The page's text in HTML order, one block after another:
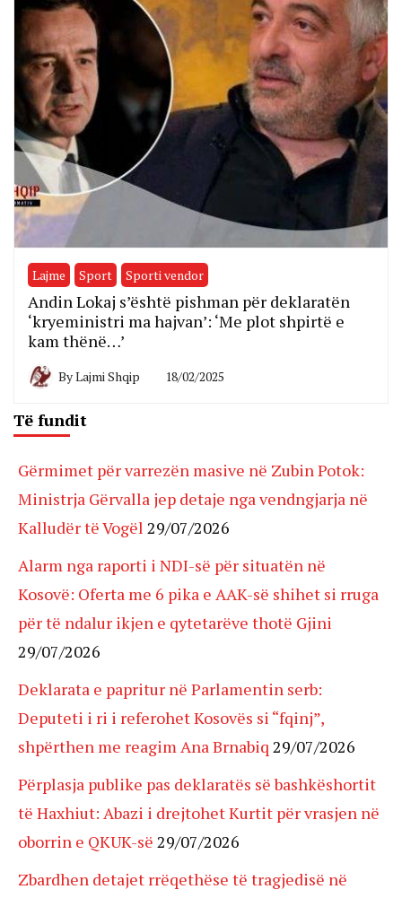
Lajme Sport Sporti vendor
Andin Lokaj s’është pishman për deklaratën
‘kryeministri ma hajvan’: ‘Me plot shpirtë e
kam thënë…’
ByLajmi Shqip 18/02/2025
Të fundit
Gërmimet për varrezën masive në Zubin Potok:
Ministrja Gërvalla jep detaje nga vendngjarja në
Kalludër të Vogël 29/07/2026
Alarm nga raporti i NDI-së për situatën në
Kosovë: Oferta me 6 pika e AAK-së shihet si rruga
për të ndalur ikjen e qytetarëve thotë Gjini
29/07/2026
Deklarata e papritur në Parlamentin serb:
Deputeti i ri i referohet Kosovës si “fqinj”,
shpërthen me reagim Ana Brnabiq 29/07/2026
Përplasja publike pas deklaratës së bashkëshortit
të Haxhiut: Abazi i drejtohet Kurtit për vrasjen në
oborrin e QKUK-së 29/07/2026
Zbardhen detajet rrëqethëse të tragjedisë në